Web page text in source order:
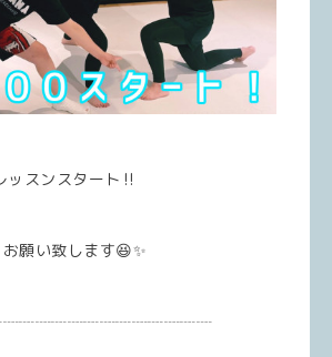
スンスタート‼️
願い致します😆✨